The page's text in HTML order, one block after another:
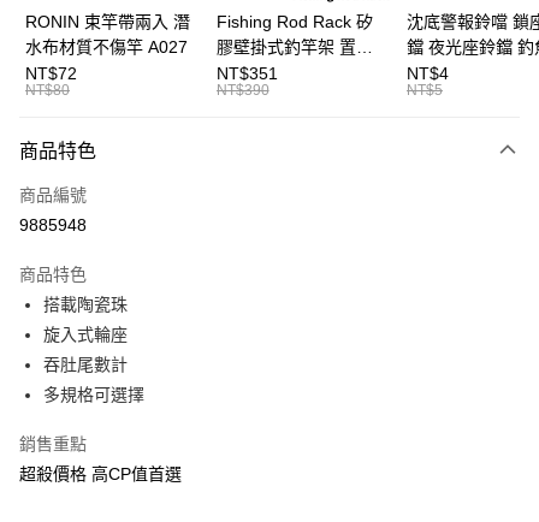
臺灣中小企業銀行
台中商業銀行
匯豐（台灣）商業銀行
華泰商業銀行
聯邦商業銀行
遠東國際商業銀行
元大商業銀行
台灣樂天信用卡公司
大哥付你分期
相關說明
2.付款方式選擇「大哥付你分期」，訂單成立後會自動跳轉到大哥付的交易
成交易。
4.訂單成立30分鐘內，如未前往確認交易或遇審核未通過，訂單將自動取
法說明評估內容。
【繳款方式說明】
1.分期款項不併入電信帳單，「大哥付你分期」於每月結算日後寄送繳費提
醒簡訊。
2.透過簡訊連結打開帳單後，可選擇「超商條碼／台灣大直營門市／銀行轉
帳／街口支付／iPASS MONEY」等通路繳費。
1.本服務係由「台灣大哥大股份有限公司」（以下簡稱本公司）所提供，讓
用戶於交易時，得透過本服務購買商品或服務，並由商店將買賣／分期付款
相關說明
AFTEE先享後付是「在收到商品之後才付款」的支付方式。 讓您購物簡單
便利好安心！
２．便利：只要手機號碼，簡訊認證，即可結帳。
【「AFTEE先享後付」結帳流程】
１．於結帳方式選擇「AFTEE先享後付」後，將跳轉至「AFTEE先享後付」
結帳頁面，進行簡訊認證並確認金額後，即可完成結帳。
２．訂單成立數日內，您將收到繳費通知簡訊。
ATM／網路銀行／等多元方式進行付款，方視為交易完成。
※ 請注意：結帳手續完成當下不需立刻繳費，但若您需要取消訂單，請聯絡
購買商品的店家。未經商家同意取消之訂單仍視為有效，需透過AFTEE先享
ATM付款
運送方式
一般宅配（門市自取請勿下單，請聯繫客服）
每筆NT$100，滿NT$2,000(含以上)免運費
每筆NT$150，滿NT$2,000(含以上)免運費
RONIN 束竿帶兩入 潛
水布材質不傷竿 A027
NT$72
NT$80
Fishing Rod Rack 矽
膠壁掛式釣竿架 置竿
架 壁鎖式竿架 釣竿展
示架 T1086
NT$351
NT$390
沈底警報鈴噹 鎖
鐺 夜光座鈴鐺 釣
鐺 沉底鈴鐺 1入 可插
Ø4.5x37mm夜光
NT$4
NT$5
商品特色
商品編號
9885948
商品特色
搭載陶瓷珠
旋入式輪座
吞肚尾數計
多規格可選擇
銷售重點
超殺價格 高CP值首選